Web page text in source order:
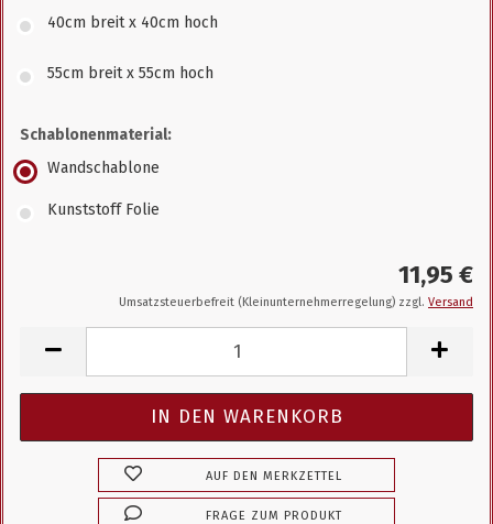
40cm breit x 40cm hoch
55cm breit x 55cm hoch
Schablonenmaterial:
Wandschablone
Kunststoff Folie
11,95 €
Umsatzsteuerbefreit (Kleinunternehmerregelung) zzgl. Versand
AUF DEN MERKZETTEL
FRAGE ZUM PRODUKT